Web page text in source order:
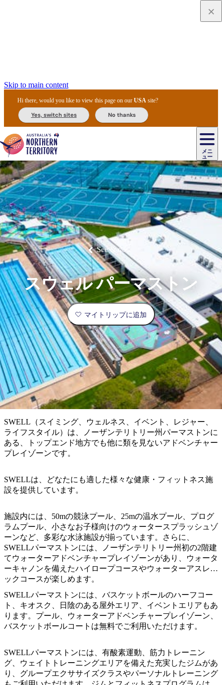
Skip to main content
Hi there, would you like to view this page on ourUSA site?
Yes, switch sites No thanks
メニ
ュー
メ
イ
ン
ナ
ビ
ゲ
ー
シ
ョ
ン
エ
リ
ア
最
も
人
気
が
高
い
場
所
ア
ウ
ト
バ
ッ
ク
ア
ウ
ド
ア
地
域
ご
と
に
策
ア
ー
ズ
ロ
ッ
ク
ダ
ー
ウ
ィ
ン
リ
ス
ス
プ
リ
ン
グ
ズ
カ
カ
ド
ゥ
国
立
公
園
チ
フ
ィ
ー
ル
ド
国
立
公
園
ワ
タ
ル
カ
国
立
公
園
テ
ィ
ウ
ィ
諸
島
ニ
ト
ミ
ル
ク
国
立
公
園
ル
ル
/
デ
ビ
ル
ズ・
ー
ブ
ズ
保
護
区
ジ
ジ
ャ/
ウ
ェ
ス
ト
マ
ク
ド
ネ
ル
国
立
公
園
ア
テ
ィ
テ
ィ
体
験
旅
行
タ
イ
プ
現
地
で
た
い
こ
と
住
民
文
化
体
験
ド
＆
ド
リ
ン
ク
ィ
バ
ル
と
イ
ベ
ン
ト
ア・
ア
ク
テ
ィ
ビ
テ
ィ
自
然
と
野
生
生
物
歴
史
と
伝
統
釣
り
ラ
グ
ジ
ュ
ア
リ
ー
な
体
験
キ
ャ
ン
ピ
ン
&
グ
ン
ピ
ン
グ
旅
の
コ
ツ
旅
行
を
計
す
る
計
画
と
予
約
実
用
的
な
情
報
計
画
ツ
ー
ル
宿
泊
施
設
ド
同
行
ツ
ア
ー
通
機
関
＆
レ
ン
タ
ル
プ
ラ
ン
＆
オ
フ
ァ
ー
See & do
スウェル パーマストン
マイトリップに追加
SWELL（スイミング、ウェルネス、イベント、レジャー、
ライフスタイル）は、ノーザンテリトリー州パーマストンに
ある、トップエンド地方でも他に類を見ないアドベンチャー
プレイゾーンです。
SWELLは、どなたにも適した様々な健康・フィットネス施
設を提供しています。
施設内には、50mの競泳プール、25mの温水プール、プログ
ラムプール、小さなお子様向けのウォータースプラッシュゾ
ーンなど、多彩な水泳施設が揃っています。さらに、
SWELLパーマストンには、ノーザンテリトリー州初の2階建
てウォーターアドベンチャープレイゾーンがあり、ウォータ
ーキャノンを備えたハイロープコースやウォーターアスレチ
ックコースが楽しめます。
SWELLパーマストンには、バスケットボールのハーフコー
ト、キオスク、日陰のある屋外エリア、イベントエリアもあ
ります。プール、ウォーターアドベンチャープレイゾーン、
バスケットボールコートは無料でご利用いただけます。
SWELLパーマストンには、有酸素運動、筋力トレーニン
グ、ウェイトトレーニングエリアを備えた充実したジムがあ
り、グループエクササイズクラスやパーソナルトレーニング